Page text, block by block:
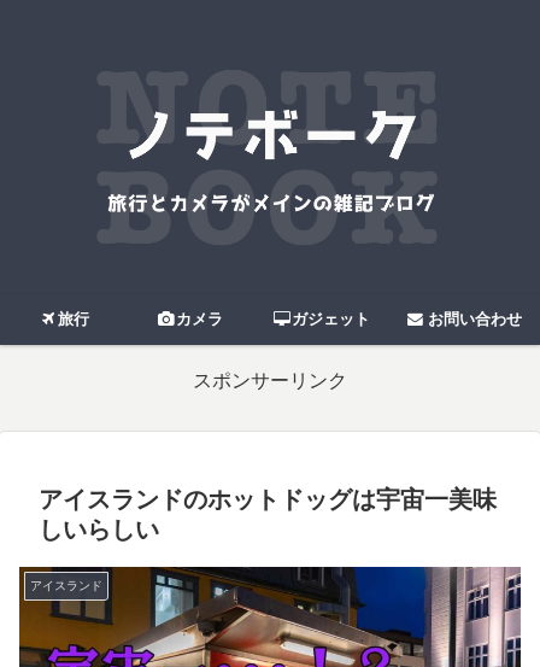
旅行 カメラ ガジェット お問い合わせ
スポンサーリンク
アイスランドのホットドッグは宇宙一美味
しいらしい
アイスランド